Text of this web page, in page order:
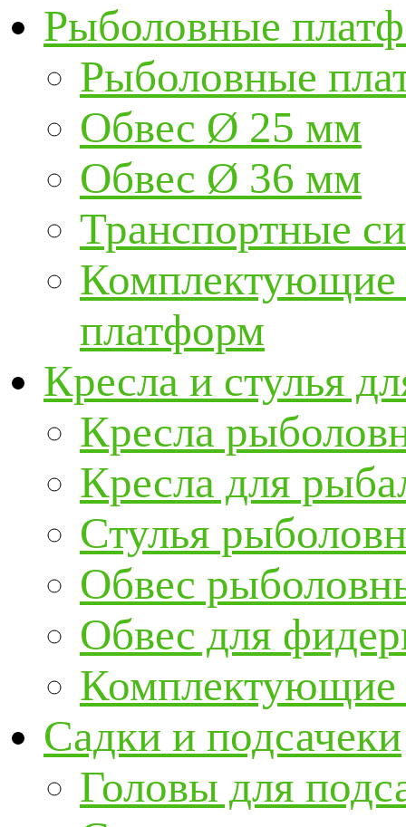
Рыболовные
Рыболовные
Обвес Ø 25 мм
Обвес Ø 36 мм
Транспортные
Комплектующие
платформ
Кресла и стулья
Кресла
Кресла для
Стулья
Обвес
Обвес для
Комплектующие
Садки и подсачеки
Головы для